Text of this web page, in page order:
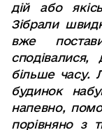
дійабо якісь
Зібрали
вже
сподівалися,
більше часу.
будинок
напевно,
порівняно з